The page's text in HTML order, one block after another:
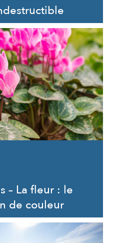
– La fleur : le
de couleur